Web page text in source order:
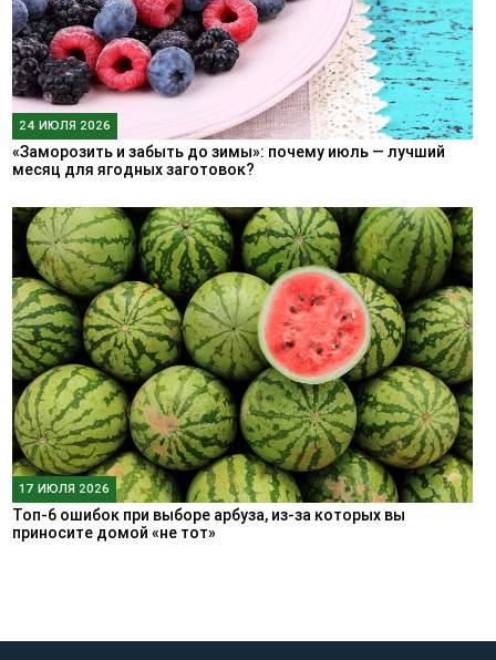
24 ИЮЛЯ 2026
«Заморозить и забыть до зимы»: почему июль — лучший
месяц для ягодных заготовок?
17 ИЮЛЯ 2026
Топ-6 ошибок при выборе арбуза, из-за которых вы
приносите домой «не тот»